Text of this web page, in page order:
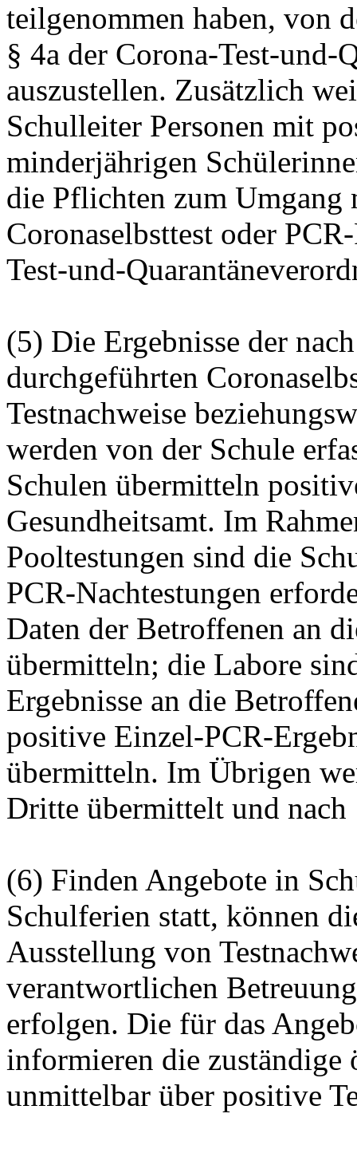
teilgenommen haben, von
§ 4a der Corona-Test-und-
auszustellen. Zusätzlich
Schulleiter Personen mit
minderjährigen
die Pflichten zum Umgang
Coronaselbsttest oder PCR-
Test-und-
(5) Die Ergebnisse der
durchgeführten
Testnachweise
werden von der Schule
Schulen übermitteln
Gesundheitsamt. Im
Pooltestungen sind die
PCR-Nachtestungen
Daten der Betroffenen an
übermitteln; die Labore
Ergebnisse an die
positive Einzel-PCR-
übermitteln. Im Übrigen
Dritte übermittelt und nach
(6) Finden Angebote in
Schulferien statt, können
Ausstellung von
verantwortlichen
erfolgen. Die für das
informieren die zuständige
unmittelbar über positive